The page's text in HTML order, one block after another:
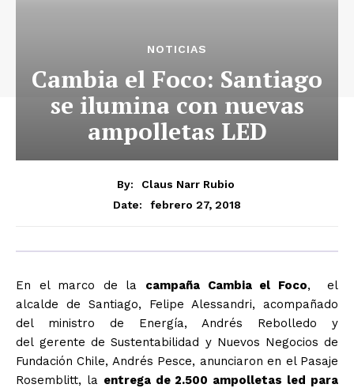
NOTICIAS
Cambia el Foco: Santiago
se ilumina con nuevas
ampolletas LED
By:
Claus Narr Rubio
Date:
febrero 27, 2018
En el marco de la campaña Cambia el Foco, el
alcalde de Santiago, Felipe Alessandri, acompañado
del ministro de Energía, Andrés Rebolledo y
del gerente de Sustentabilidad y Nuevos Negocios de
Fundación Chile, Andrés Pesce, anunciaron en el Pasaje
Rosemblitt, la entrega de 2.500 ampolletas led para